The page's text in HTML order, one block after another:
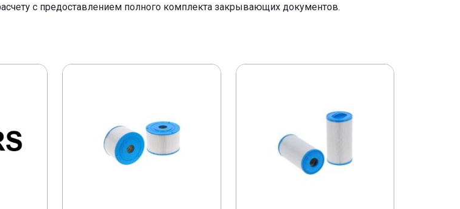
с предоставлением полного комплекта закрывающих документов.